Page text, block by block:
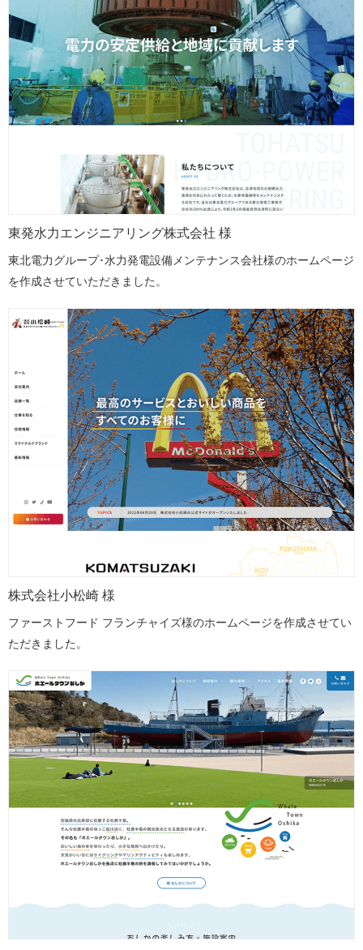
東発水力エンジニアリング株式会社 様
東北電力グループ･水力発電設備メンテナンス会社様のホームページ
を作成させていただきました。
株式会社小松崎 様
ファーストフード フランチャイズ様のホームページを作成させてい
ただきました。